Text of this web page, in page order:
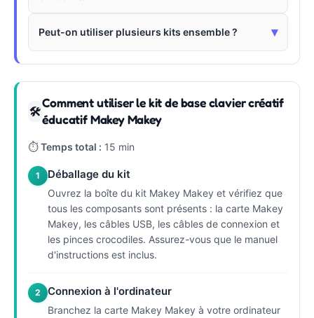
Peut-on utiliser plusieurs kits ensemble ? ▾
🛠
Comment utiliser le kit de base clavier créatif
éducatif Makey Makey
⏱Temps total : 15 min
1 Déballage du kit
Ouvrez la boîte du kit Makey Makey et vérifiez que
tous les composants sont présents : la carte Makey
Makey, les câbles USB, les câbles de connexion et
les pinces crocodiles. Assurez-vous que le manuel
d'instructions est inclus.
2 Connexion à l'ordinateur
Branchez la carte Makey Makey à votre ordinateur